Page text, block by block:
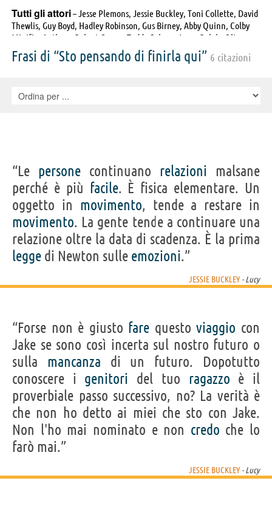
Tutti gli attori– Jesse Plemons, Jessie Buckley, Toni Collette, David
Thewlis, Guy Boyd, Hadley Robinson, Gus Birney, Abby Quinn, Colby
Minifie, Anthony Robert Grasso, Teddy Coluca, Jason Ralph, Oliver
Platt, Frederick Wodin, Ryan Steele
Frasi di “Sto pensando di finirla qui” 6 citazioni
“Le persone continuano relazioni malsane
perché è più facile. È fisica elementare. Un
oggetto in movimento, tende a restare in
movimento. La gente tende a continuare una
relazione oltre la data di scadenza. È la prima
legge di Newton sulle emozioni.”
JESSIE BUCKLEY - Lucy
“Forse non è giusto fare questoviaggio con
Jake se sono così incerta sul nostro futuro o
sulla mancanza di un futuro. Dopotutto
conoscere i genitori del tuo ragazzo è il
proverbiale passo successivo, no? La verità è
che non ho detto ai miei che sto con Jake.
Non l'ho mai nominato e non credo che lo
farò mai.”
JESSIE BUCKLEY - Lucy